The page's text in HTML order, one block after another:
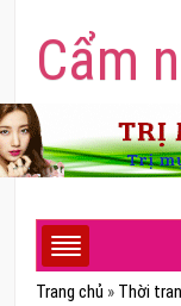
Cẩm
Trang chủ » Thời